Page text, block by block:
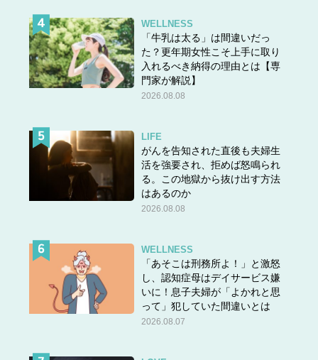
WELLNESS
「牛乳は太る」は間違いだっ
た？更年期女性こそ上手に取り
入れるべき納得の理由とは【専
門家が解説】
2026.08.08
LIFE
がんを告知された直後も夫婦生
活を強要され、拒めば怒鳴られ
る。この地獄から抜け出す方法
はあるのか
2026.08.08
WELLNESS
「あそこは刑務所よ！」と激怒
し、認知症母はデイサービス嫌
いに！息子夫婦が「よかれと思
って」犯していた間違いとは
2026.08.07